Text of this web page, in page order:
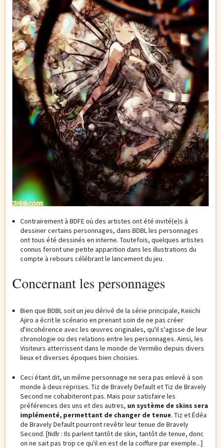
Contrairement à BDFE où des artistes ont été invité(e)s à
dessiner certains personnages, dans BDBL les personnages
ont tous été dessinés en interne. Toutefois, quelques artistes
connus feront une petite apparition dans les illustrations du
compte à rebours célébrant le lancement du jeu.
Concernant les personnages
Bien que BDBL soit un jeu dérivé de la série principale, Keiichi
Ajiro a écrit le scénario en prenant soin de ne pas créer
d'incohérence avec les œuvres originales, qu'il s'agisse de leur
chronologie ou des relations entre les personnages. Ainsi, les
Visiteurs atterrissent dans le monde de Vermilio depuis divers
lieux et diverses époques bien choisies.
Ceci étant dit, un même personnage ne sera pas enlevé à son
monde à deux reprises. Tiz de Bravely Default et Tiz de Bravely
Second ne cohabiteront pas. Mais pour satisfaire les
préférences des uns et des autres, un système de skins sera
implémenté, permettant de changer de tenue. Tiz et Édéa
de Bravely Default pourront revêtir leur tenue de Bravely
Second. [Ndlr : Ils parlent tantôt de skin, tantôt de tenue, donc
on ne sait pas trop ce qu'il en est de la coiffure par exemple...]